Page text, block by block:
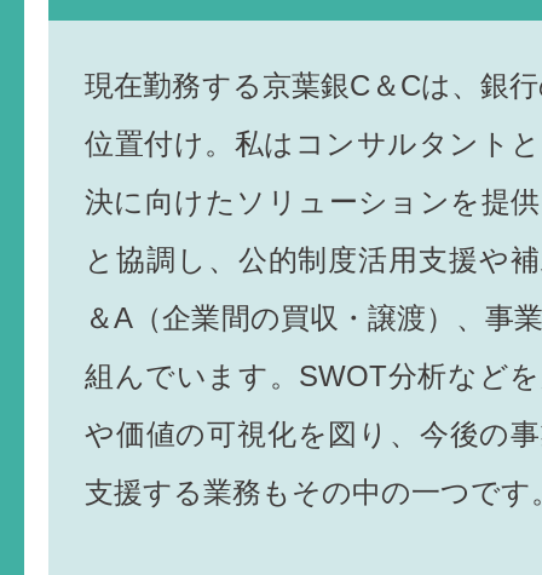
現在勤務する京葉銀C＆Cは、銀
位置付け。私はコンサルタント
決に向けたソリューションを提
と協調し、公的制度活用支援や
＆A（企業間の買収・譲渡）、事
組んでいます。SWOT分析など
や価値の可視化を図り、今後の
支援する業務もその中の一つです